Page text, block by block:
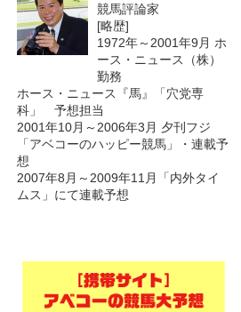
競馬評論家
[略歴]
1972年～2001年9月 ホ
ース・ニュース（株）
勤務
ホース・ニュース『馬』「穴党専
科」 予想担当
2001年10月～2006年3月 夕刊フジ
「アベコーのハッピー競馬」・連載予
想
2007年8月～2009年11月「内外タイ
ムス」にて連載予想